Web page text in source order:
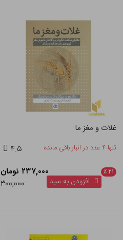
غلات و مغز ما
تنها ۴ عدد در انبار باقی مانده ۴.۵
۲۱ ٪
۲۳۷,۰۰۰ تومان
۳۰۰,۰۰۰
افزودن به سبد